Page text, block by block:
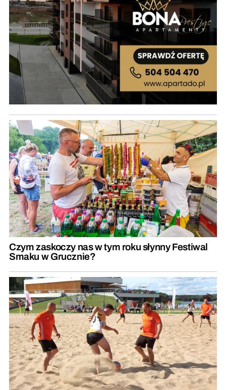
Czym zaskoczy nas w tym roku słynny Festiwal
Smaku w Grucznie?